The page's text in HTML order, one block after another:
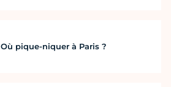
Où pique-niquer à Paris ?